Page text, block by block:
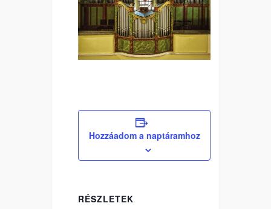
Hozzáadom a naptáramhoz
RÉSZLETEK